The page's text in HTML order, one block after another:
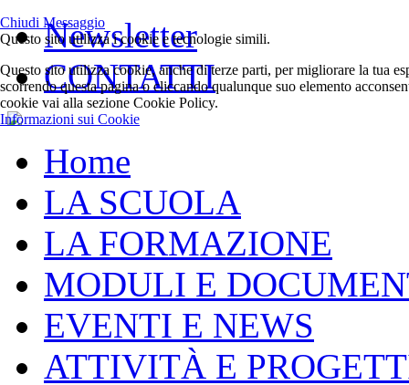
Chiudi Messaggio
Questo sito utilizza i cookie e tecnologie simili.
Questo sito utilizza cookie, anche di terze parti, per migliorare la tua
scorrendo questa pagina o cliccando qualunque suo elemento
cookie vai alla sezione Cookie Policy.
Informazioni sui Cookie
Newsletter
CONTATTI
Home
LA SCUOLA
LA FORMAZIONE
MODULI E
EVENTI E NEWS
ATTIVITÀ E